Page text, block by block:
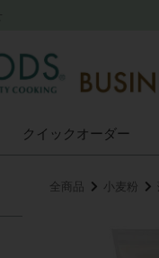
クイック オーダー
全商品 小麦粉